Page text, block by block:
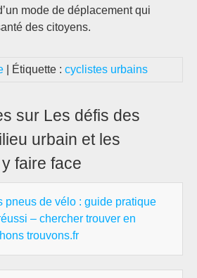
mode de déplacement qui
des citoyens.
| Étiquette : cyclistes urbains
sur Les défis des
urbain et les
faire face
pneus de vélo : guide pratique
– chercher trouver en
trouvons.fr